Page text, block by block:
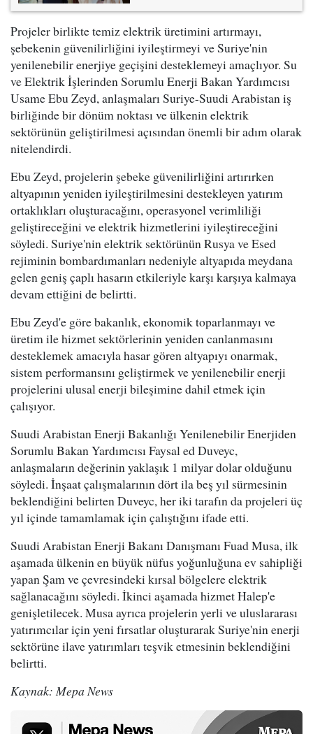
Projeler birlikte temiz elektrik üretimini artırmayı,
şebekenin güvenilirliğini iyileştirmeyi ve Suriye'nin
yenilenebilir enerjiye geçişini desteklemeyi amaçlıyor. Su
ve Elektrik İşlerinden Sorumlu Enerji Bakan Yardımcısı
Usame Ebu Zeyd, anlaşmaları Suriye-Suudi Arabistan iş
birliğinde bir dönüm noktası ve ülkenin elektrik
sektörünün geliştirilmesi açısından önemli bir adım olarak
nitelendirdi.
Ebu Zeyd, projelerin şebeke güvenilirliğini artırırken
altyapının yeniden iyileştirilmesini destekleyen yatırım
ortaklıkları oluşturacağını, operasyonel verimliliği
geliştireceğini ve elektrik hizmetlerini iyileştireceğini
söyledi. Suriye'nin elektrik sektörünün Rusya ve Esed
rejiminin bombardımanları nedeniyle altyapıda meydana
gelen geniş çaplı hasarın etkileriyle karşı karşıya kalmaya
devam ettiğini de belirtti.
Ebu Zeyd'e göre bakanlık, ekonomik toparlanmayı ve
üretim ile hizmet sektörlerinin yeniden canlanmasını
desteklemek amacıyla hasar gören altyapıyı onarmak,
sistem performansını geliştirmek ve yenilenebilir enerji
projelerini ulusal enerji bileşimine dahil etmek için
çalışıyor.
Suudi Arabistan Enerji Bakanlığı Yenilenebilir Enerjiden
Sorumlu Bakan Yardımcısı Faysal ed Duveyc,
anlaşmaların değerinin yaklaşık 1 milyar dolar olduğunu
söyledi. İnşaat çalışmalarının dört ila beş yıl sürmesinin
beklendiğini belirten Duveyc, her iki tarafın da projeleri üç
yıl içinde tamamlamak için çalıştığını ifade etti.
Suudi Arabistan Enerji Bakanı Danışmanı Fuad Musa, ilk
aşamada ülkenin en büyük nüfus yoğunluğuna ev sahipliği
yapan Şam ve çevresindeki kırsal bölgelere elektrik
sağlanacağını söyledi. İkinci aşamada hizmet Halep'e
genişletilecek. Musa ayrıca projelerin yerli ve uluslararası
yatırımcılar için yeni fırsatlar oluşturarak Suriye'nin enerji
sektörüne ilave yatırımları teşvik etmesinin beklendiğini
belirtti.
Kaynak: Mepa News